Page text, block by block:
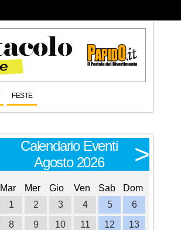
FESTE
Calendario Eventi
Agosto 2026
>
Mar Mer Gio Ven Sab
Dom
1
2 3 4 5
6
8 9 10 11 12
13